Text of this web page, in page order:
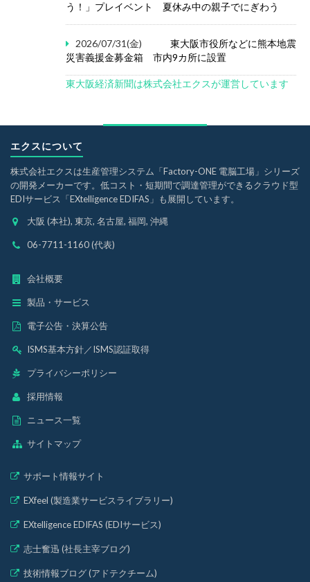
う！」プレイベント 夏休み中の親子でにぎわう
2026/07/31(金)
東大阪市役所などに熊本地震
災害義援金募金箱 市内9カ所に設置
東大阪経済新聞は株式会社エクスが運営しています
エクスについて
株式会社エクスは生産管理システム「Factory-ONE 電脳工場」シリーズ
の開発メーカーです。低コスト・短期間で調達管理ができるクラウド型
EDIサービス「EXtelligence EDIFAS」も展開しています。
大阪 (本社), 東京, 名古屋, 福岡, 沖縄
06-7711-1160 (代表)
会社概要
製品・サービス
電子公告・決算公告
ISMS基本方針／ISMS認証取得
プライバシーポリシー
採用情報
ニュース一覧
サイトマップ
サポート情報サイト
EXfeel (製造業サービスライブラリー)
EXtelligence EDIFAS (EDIサービス)
志士奮迅 (社長主宰ブログ)
技術情報ブログ (アドテクチーム)